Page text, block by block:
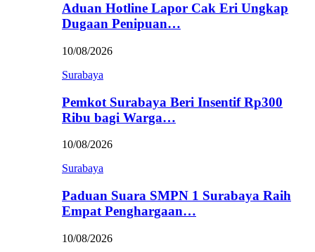
Aduan Hotline Lapor Cak Eri Ungkap
Dugaan Penipuan…
10/08/2026
Surabaya
Pemkot Surabaya Beri Insentif Rp300
Ribu bagi Warga…
10/08/2026
Surabaya
Paduan Suara SMPN 1 Surabaya Raih
Empat Penghargaan…
10/08/2026